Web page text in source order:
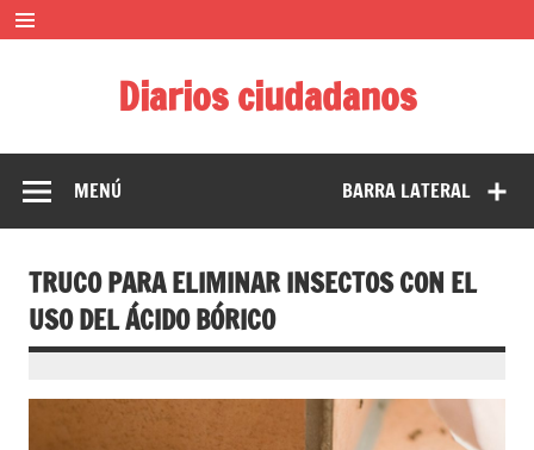
Saltar
contenido
Diarios ciudadanos
BARRA LATERAL
MENÚ
TRUCO PARA ELIMINAR INSECTOS CON EL
USO DEL ÁCIDO BÓRICO